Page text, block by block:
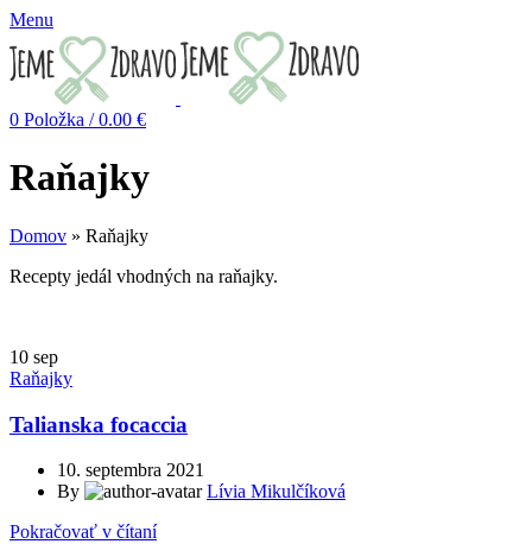
Menu
0 Položka / 0.00 €
Raňajky
Domov » Raňajky
Recepty jedál vhodných na raňajky.
10 sep
Raňajky
Talianska focaccia
10. septembra 2021
By
Lívia Mikulčíková
Pokračovať v čítaní